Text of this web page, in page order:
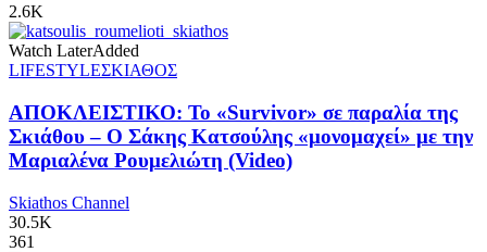
2.6K
Watch LaterAdded
LIFESTYLEΣΚΙΑΘΟΣ
ΑΠΟΚΛΕΙΣΤΙΚΟ: Το «Survivor» σε παραλία της
Σκιάθου – Ο Σάκης Κατσούλης «μονομαχεί» με την
Μαριαλένα Ρουμελιώτη (Video)
Skiathos Channel
30.5K
361